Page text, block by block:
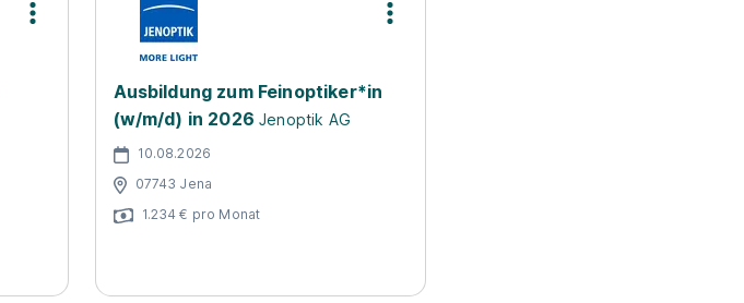
Ausbildung zum Feinoptiker*in
(w/m/d) in 2026 Jenoptik AG
10.08.2026
07743 Jena
1.234 € pro Monat